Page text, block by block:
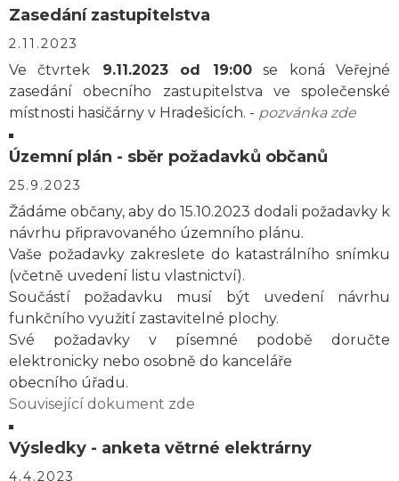
Zasedání zastupitelstva
2.11.2023
Ve čtvrtek 9.11.2023 od 19:00se koná Veřejné
zasedání obecního zastupitelstva ve společenské
místnosti hasičárny v Hradešicích. - pozvánka zde
Územní plán - sběr požadavků občanů
25.9.2023
Žádáme občany, aby do 15.10.2023 dodali požadavky k
návrhu připravovaného územního plánu.
Vaše požadavky zakreslete do katastrálního snímku
(včetně uvedení listu vlastnictví).
Součástí požadavku musí být uvedení návrhu
funkčního využití zastavitelné plochy.
Své požadavky v písemné podobě doručte
elektronicky nebo osobně do kanceláře
obecního úřadu.
Související dokument zde
Výsledky - anketa větrné elektrárny
4.4.2023